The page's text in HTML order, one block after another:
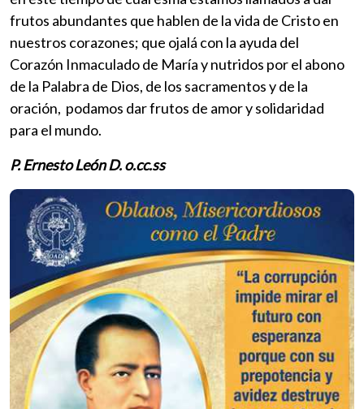
frutos abundantes que hablen de la vida de Cristo en
nuestros corazones; que ojalá con la ayuda del
Corazón Inmaculado de María y nutridos por el abono
de la Palabra de Dios, de los sacramentos y de la
oración, podamos dar frutos de amor y solidaridad
para el mundo.
P. Ernesto León D. o.cc.ss